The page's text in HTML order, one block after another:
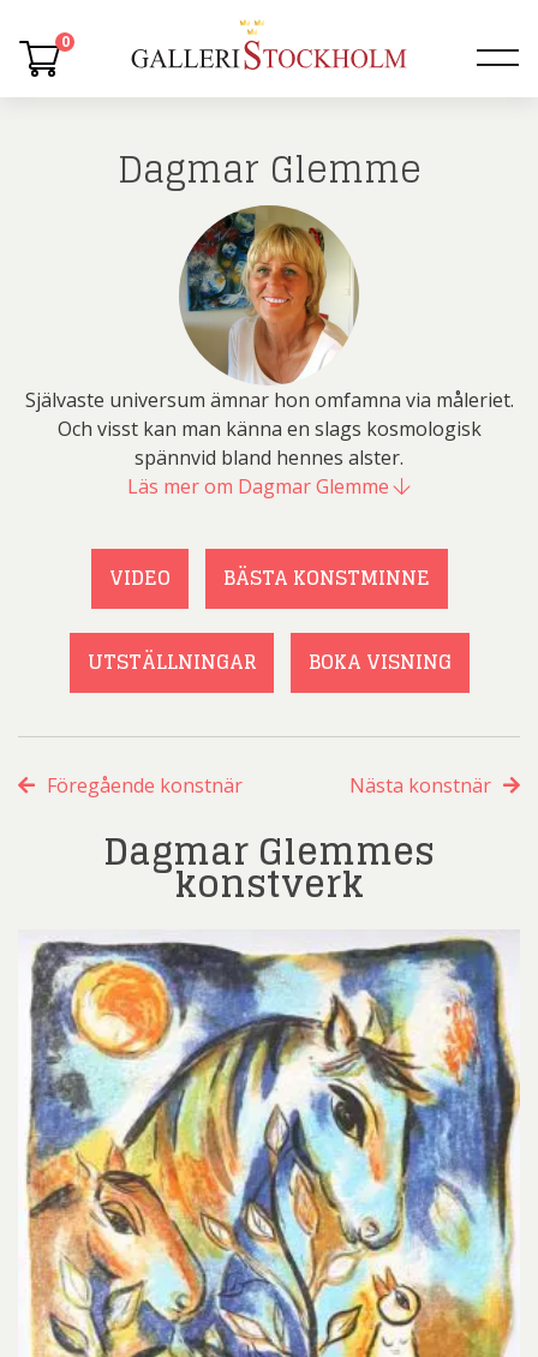
0
Dagmar Glemme
Självaste universum ämnar hon omfamna via måleriet.
Och visst kan man känna en slags kosmologisk
spännvid bland hennes alster.
Läs mer om Dagmar Glemme
VIDEO BÄSTA KONSTMINNE
UTSTÄLLNINGAR BOKA VISNING
Föregående konstnär Nästa konstnär
Dagmar Glemmes
konstverk